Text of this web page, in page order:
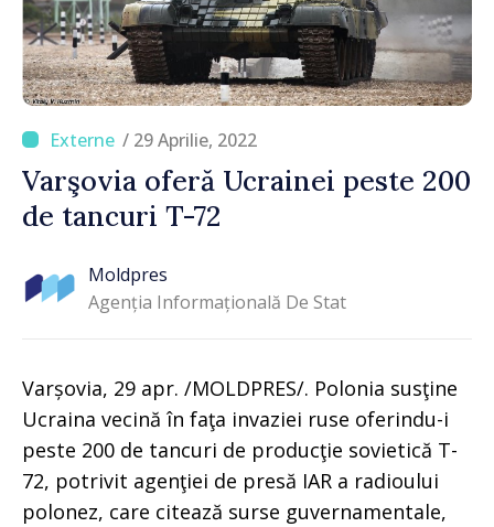
/ 29 Aprilie, 2022
Varşovia oferă Ucrainei peste 200
de tancuri T-72
Moldpres
Agenția Informațională De Stat
Varșovia, 29 apr. /MOLDPRES/. Polonia susţine
Ucraina vecină în faţa invaziei ruse oferindu-i
peste 200 de tancuri de producţie sovietică T-
72, potrivit agenţiei de presă IAR a radioului
polonez, care citează surse guvernamentale,